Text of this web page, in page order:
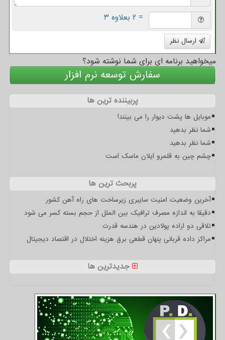
= ۲ بعلاوه ۳
ارسال نظر
میخواهید برنامه ای برای شما نوشته شود؟
سفارش توسعه نرم افزار
پربیننده ترین ها
موبایل ها پشت دیوار را می بینند!
شما نظر بدهید
شما نظر بدهید
چشم چین به قلمرو ایلان ماسک است
پربحث ترین ها
آخرین وضعیت امنیت سایبری زیرساخت های راه آهن کشور
دقیقا به اندازه مصرف ترافیک بین الملل از حجم بسته کسر می شود
تلاقی دو اراده پولادین در هندسه قدرت
مراکز داده قربانی پنهان قطعی برق هزینه اختلال در اقتصاد دیجیتال
جدیدترین ها